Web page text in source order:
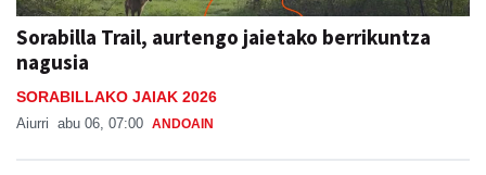
Sorabilla Trail, aurtengo jaietako berrikuntza
nagusia
SORABILLAKO JAIAK 2026
Aiurri abu 06, 07:00 ANDOAIN